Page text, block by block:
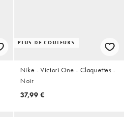
PLUS DE COULEURS
Nike - Victori One - Claquettes -
Noir
37,99 €